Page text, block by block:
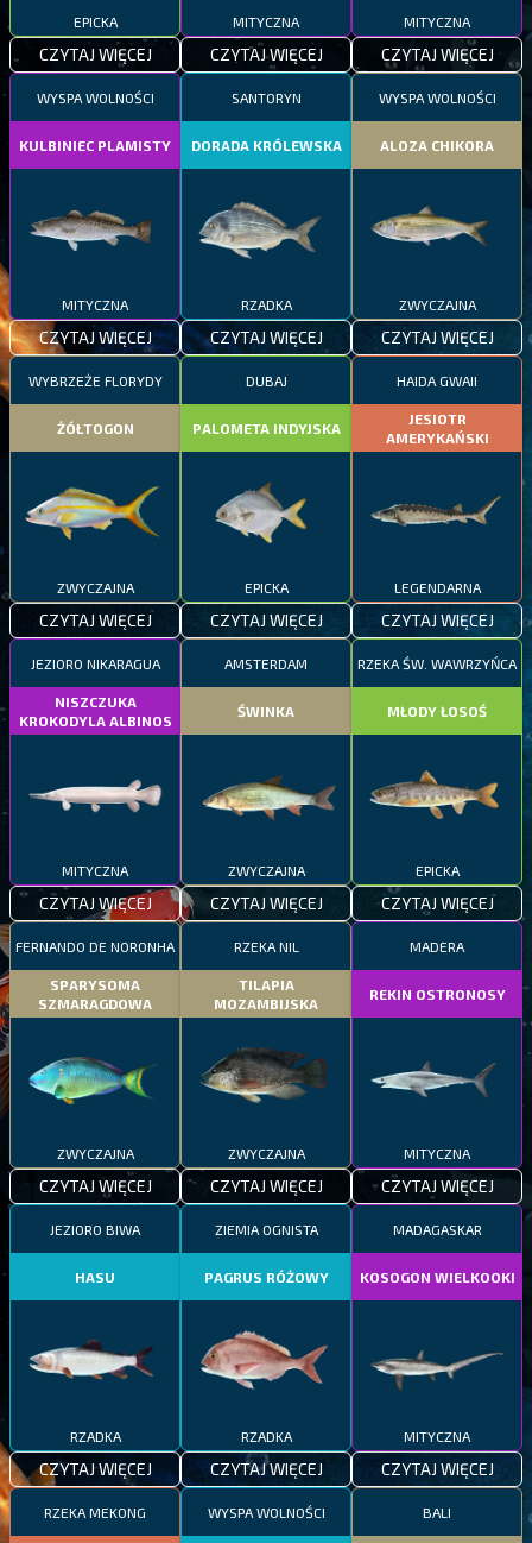
EPICKA
CZYTAJ WIĘCEJ
MITYCZNA
CZYTAJ WIĘCEJ
MITYCZNA
CZYTAJ WIĘCEJ
WYSPA WOLNOŚCI
KULBINIEC PLAMISTY
MITYCZNA
CZYTAJ WIĘCEJ
SANTORYN
DORADA KRÓLEWSKA
RZADKA
CZYTAJ WIĘCEJ
WYSPA WOLNOŚCI
ALOZA CHIKORA
ZWYCZAJNA
CZYTAJ WIĘCEJ
WYBRZEŻE FLORYDY
ŻÓŁTOGON
ZWYCZAJNA
CZYTAJ WIĘCEJ
DUBAJ
PALOMETA INDYJSKA
EPICKA
CZYTAJ WIĘCEJ
HAIDA GWAII
JESIOTR
AMERYKAŃSKI
LEGENDARNA
CZYTAJ WIĘCEJ
JEZIORO NIKARAGUA
NISZCZUKA
KROKODYLA ALBINOS
MITYCZNA
CZYTAJ WIĘCEJ
AMSTERDAM
ŚWINKA
ZWYCZAJNA
CZYTAJ WIĘCEJ
RZEKA ŚW. WAWRZYŃCA
MŁODY ŁOSOŚ
EPICKA
CZYTAJ WIĘCEJ
FERNANDO DE NORONHA
SPARYSOMA
SZMARAGDOWA
ZWYCZAJNA
CZYTAJ WIĘCEJ
RZEKA NIL
TILAPIA
MOZAMBIJSKA
ZWYCZAJNA
CZYTAJ WIĘCEJ
MADERA
REKIN OSTRONOSY
MITYCZNA
CZYTAJ WIĘCEJ
JEZIORO BIWA
HASU
RZADKA
CZYTAJ WIĘCEJ
ZIEMIA OGNISTA
PAGRUS RÓŻOWY
RZADKA
CZYTAJ WIĘCEJ
MADAGASKAR
KOSOGON WIELKOOKI
MITYCZNA
CZYTAJ WIĘCEJ
RZEKA MEKONG WYSPA WOLNOŚCI BALI